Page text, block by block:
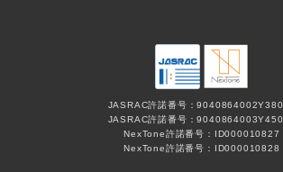
JASRAC許諾番号：
JASRAC許諾番号：
NexTone許諾番号：ID000010827
NexTone許諾番号：ID000010828